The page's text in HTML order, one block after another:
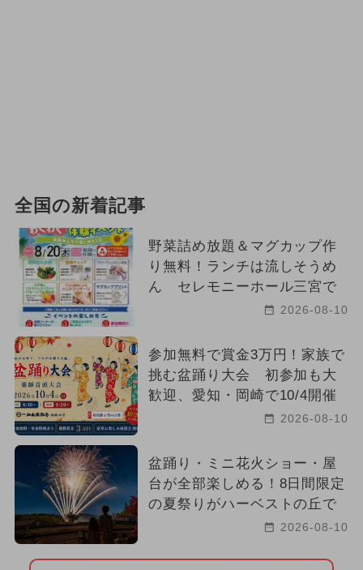
全国の新着記事
野菜詰め放題＆マグカップ作
り無料！ランチは流しそうめ
ん セレモニーホール三宮で
2026-08-10
参加無料で賞金3万円！家族で
挑む盆踊り大会 初参加も大
歓迎、愛知・岡崎で10/4開催
2026-08-10
盆踊り・ミニ花火ショー・屋
台が全部楽しめる！8日間限定
の夏祭りがハーベストの丘で
2026-08-10